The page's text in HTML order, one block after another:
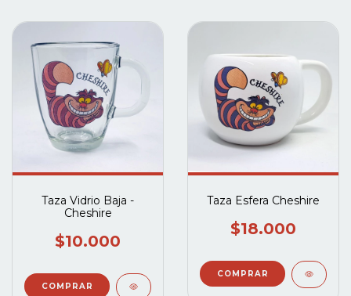
Taza Vidrio Baja -
Cheshire
$10.000
Taza Esfera Cheshire
$18.000